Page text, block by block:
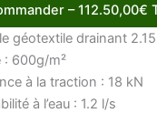
– 112.50,00€
géotextile drainant
: 600g/m²
à la traction : 18 kN
à l’eau : 1.2 l/s